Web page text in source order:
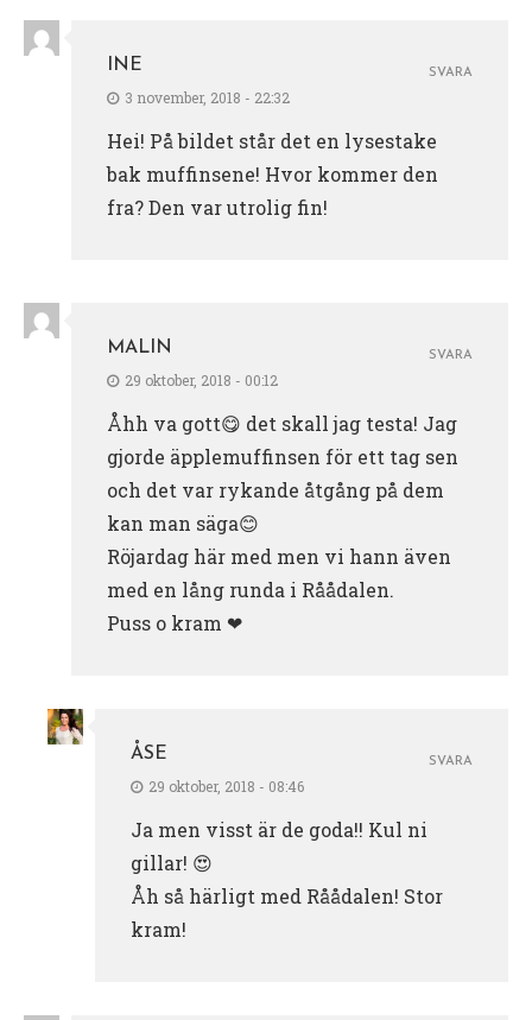
INE
3 november, 2018 - 22:32
Hei! På bildet står det en lysestake
bak muffinsene! Hvor kommer den
fra? Den var utrolig fin!
SVARA
MALIN
29 oktober, 2018 - 00:12
Åhh va gott😋 det skall jag testa! Jag
gjorde äpplemuffinsen för ett tag sen
och det var rykande åtgång på dem
kan man säga😊
Röjardag här med men vi hann även
med en lång runda i Råådalen.
Puss o kram ❤
SVARA
ÅSE
29 oktober, 2018 - 08:46
Ja men visst är de goda!! Kul ni
gillar! 😍
Åh så härligt med Råådalen! Stor
kram!
SVARA